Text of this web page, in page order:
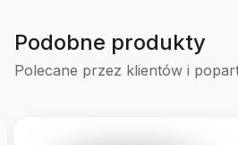
Podobne produkty
Polecane przez klientów i